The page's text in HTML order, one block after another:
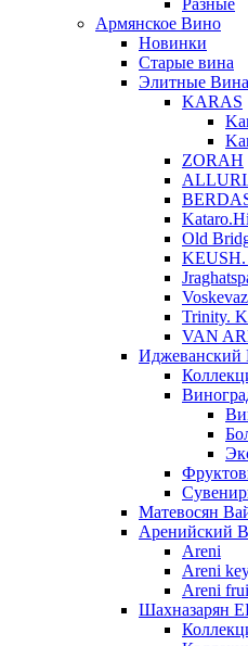
Разные
Армянское Вино
Новинки
Старые вина
Элитные Вина
KARAS
ZORAH
Old
KEUSH.
Trinity.
VAN
Матевосян
Аренийский
Areni
Areni
Areni
Шахназарян